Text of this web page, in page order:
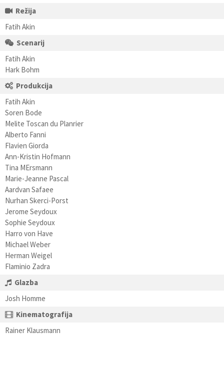
Režija
Fatih Akin
Scenarij
Fatih Akin
Hark Bohm
Produkcija
Fatih Akin
Soren Bode
Melite Toscan du Planrier
Alberto Fanni
Flavien Giorda
Ann-Kristin Hofmann
Tina MErsmann
Marie-Jeanne Pascal
Aardvan Safaee
Nurhan Skerci-Porst
Jerome Seydoux
Sophie Seydoux
Harro von Have
Michael Weber
Herman Weigel
Flaminio Zadra
Glazba
Josh Homme
Kinematografija
Rainer Klausmann